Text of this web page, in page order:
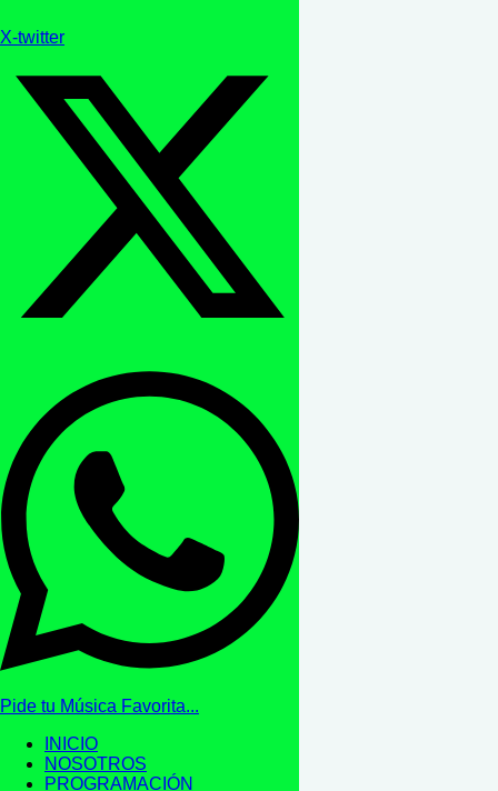
X-twitter
Pide tu Música Favorita...
INICIO
NOSOTROS
PROGRAMACIÓN